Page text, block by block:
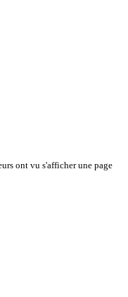
ont vu s'afficher une page